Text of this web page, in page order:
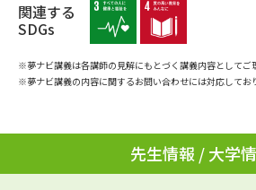
学問の教科書
ユーザーサポー
Ｑ＆Ａ よくあるご質問 大学進
資料の料金の
関連する
SDGs
※夢ナビ講義は各講師の見解にもとづく講義内容としてご
※夢ナビ講義の内容に関するお問い合わせには対応してお
先生情報 / 大学